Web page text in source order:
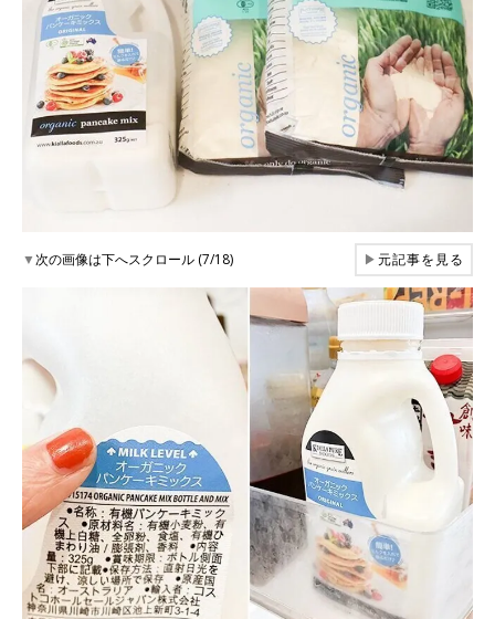
▼次の画像は下へスクロール (7/18) ▶元記事を見る